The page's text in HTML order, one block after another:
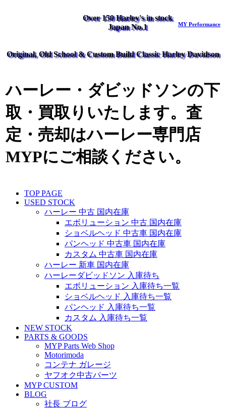
Over 150 Harley's in stock
Japan No.1
MY Performance
Original, Old School & Custom Build Classic Harley Davidson
ハーレー・ダビッドソンの下
取・買取りいたします。査
定・売却はハーレー専門店
MYPにご相談ください。
TOP PAGE
USED STOCK
ハーレー 中古 国内在庫
エボリューション 中古 国内在庫
ショベルヘッド 中古車 国内在庫
パンヘッド 中古車 国内在庫
カスタム 中古車 国内在庫
ハーレー 新車 国内在庫
ハーレーダビッドソン 入庫待ち
エボリューション 入庫待ち一覧
ショベルヘッド 入庫待ち一覧
パンヘッド 入庫待ち一覧
カスタム 入庫待ち一覧
NEW STOCK
PARTS & GOODS
MYP Parts Web Shop
Motorimoda
コンテナ ガレージ
ヤフオク中古パーツ
MYP CUSTOM
BLOG
社長 ブログ